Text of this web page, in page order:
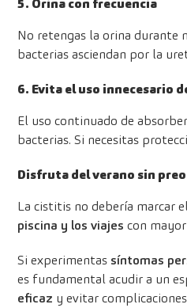
5. Orina con frecuencia
No retengas la orina durante
bacterias asciendan por la
6. Evita el uso innecesario
El uso continuado de
bacterias. Si necesitas
Disfruta del verano sin
La cistitis no debería marcar
piscina y los viajes con
Si experimentas síntomas
es fundamental acudir a un
eficaz y evitar